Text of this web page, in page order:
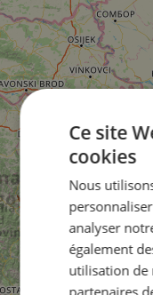
Ce site
cookies
Nous
analyser
également
utilisation de
partenaires